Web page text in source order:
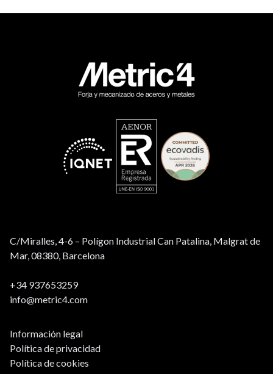
C/Miralles, 4-6 – Polígon Industrial Can Patalina, Malgrat de
Mar, 08380, Barcelona
+34 937653259
info@metric4.com
Información legal
Política de privacidad
Política de cookies